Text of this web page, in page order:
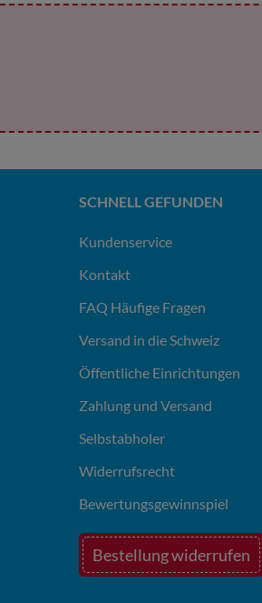
SCHNELL GEFUNDEN
Kundenservice
Kontakt
FAQ Häufige Fragen
Versand in die Schweiz
Öffentliche Einrichtungen
Zahlung und Versand
Selbstabholer
Widerrufsrecht
Bewertungsgewinnspiel
Bestellung widerrufen